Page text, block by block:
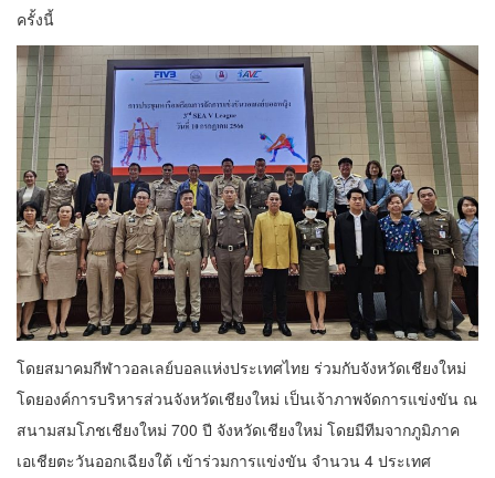
ครั้งนี้
โดยสมาคมกีฬาวอลเลย์บอลแห่งประเทศไทย ร่วมกับจังหวัดเชียงใหม่
โดยองค์การบริหารส่วนจังหวัดเชียงใหม่ เป็นเจ้าภาพจัดการแข่งขัน ณ
สนามสมโภชเชียงใหม่ 700 ปี จังหวัดเชียงใหม่ โดยมีทีมจากภูมิภาค
เอเชียตะวันออกเฉียงใต้ เข้าร่วมการแข่งขัน จำนวน 4 ประเทศ